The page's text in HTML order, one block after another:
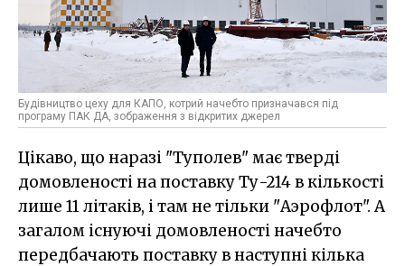
Будівництво цеху для КАПО, котрий начебто призначався під
програму ПАК ДА, зображення з відкритих джерел
Цікаво, що наразі "Туполев" має тверді
домовленості на поставку Ту-214 в кількості
лише 11 літаків, і там не тільки "Аэрофлот". А
загалом існуючі домовленості начебто
передбачають поставку в наступні кілька